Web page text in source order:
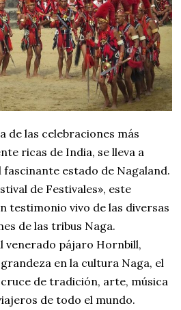
de las celebraciones más
ricas de India, se lleva a
fascinante estado de Nagaland.
de Festivales», este
testimonio vivo de las diversas
de las tribus Naga.
venerado pájaro Hornbill,
en la cultura Naga, el
de tradición, arte, música
de todo el mundo.